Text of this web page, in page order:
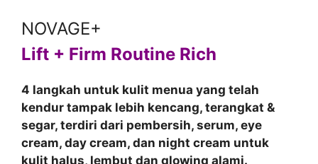
NOVAGE+
Lift + Firm Routine Rich
4 langkah untuk kulit menua yang telah
kendur tampak lebih kencang, terangkat &
segar, terdiri dari pembersih, serum, eye
cream, day cream, dan night cream untuk
kulit halus, lembut dan glowing alami.